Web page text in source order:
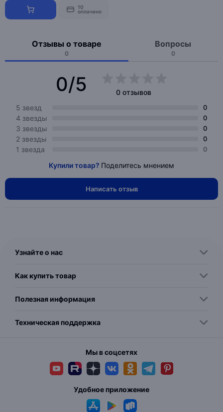
10
оплачено
Отзывы о товаре
0
Вопросы
0
0/5
0 отзывов
5 звезд
0
4 звезды 0
3 звезды 0
2 звезды 0
1 звезда 0
Купили товар? Поделитесь мнением
Написать отзыв
Узнайте о нас
Как купить товар
Полезная информация
Техническая поддержка
Мы в соцсетях
Удобное приложение